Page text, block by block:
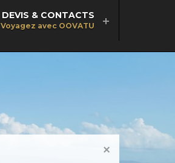
DEVIS & CONTACTS
Voyagez avec OOVATU